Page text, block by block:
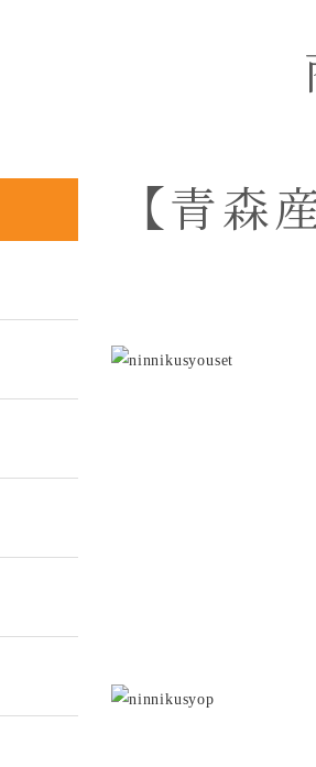
【青森